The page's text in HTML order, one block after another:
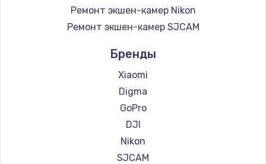
Ремонт экшен-камер Nikon
Ремонт экшен-камер SJCAM
Бренды
Xiaomi
Digma
GoPro
DJI
Nikon
SJCAM